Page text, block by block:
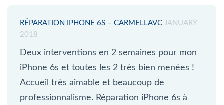
RÉPARATION IPHONE 6S – CARMELLAVC JANUARY
2018
Deux interventions en 2 semaines pour mon
iPhone 6s et toutes les 2 très bien menées !
Accueil très aimable et beaucoup de
professionnalisme. Réparation iPhone 6s à